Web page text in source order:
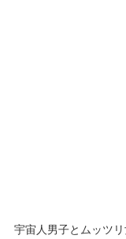
宇宙人男子とムッツ